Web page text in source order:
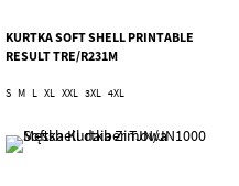
KURTKA SOFT SHELL PRINTABLE
RESULT TRE/R231M
S M L XL XXL 3XL 4XL